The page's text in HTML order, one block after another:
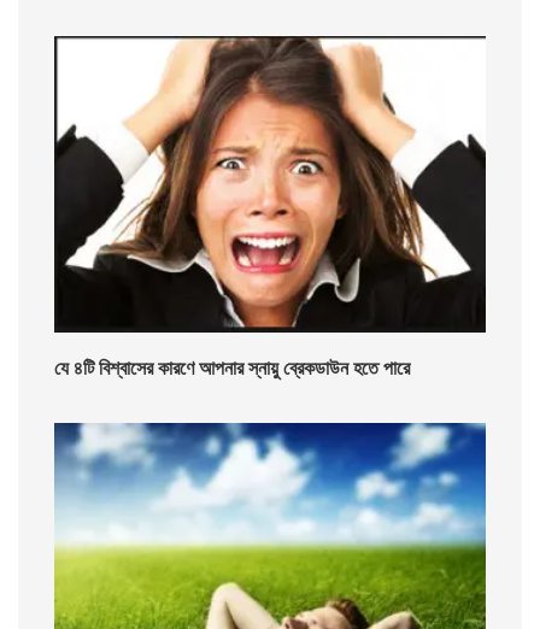
যে ৪টি বিশ্বাসের কারণে আপনার স্নায়ু ব্রেকডাউন হতে পারে